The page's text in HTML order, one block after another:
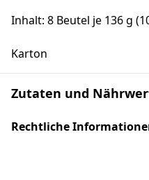
Inhalt: 8 Beutel je 136 g
Karton
Zutaten und
Rechtliche